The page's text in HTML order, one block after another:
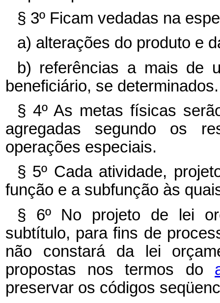
§ 3º Ficam vedadas na
a) alterações do produto e
b) referências a mais de
beneficiário, se determinados.
§ 4º As metas físicas
agregadas segundo os
operações especiais.
§ 5º Cada atividade,
função e a subfunção às
§ 6º No projeto de lei
subtítulo, para fins de
não constará da lei
propostas nos termos do
preservar os códigos